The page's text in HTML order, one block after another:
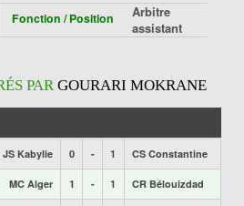
Fonction / Position
Arbitre
assistant
PARGOURARI MOKRANE
JS Kabylie 0 - 1 CS Constantine
MC Alger 1 - 1 CR Bélouizdad